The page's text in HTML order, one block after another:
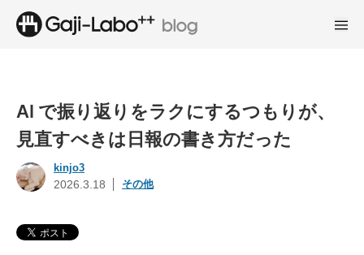
AI で振り返りをラクにするつもりが、
見直すべきは日報の書き方だった
kinjo3
2026.3.18 その他